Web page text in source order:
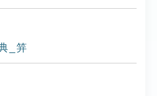
_笄